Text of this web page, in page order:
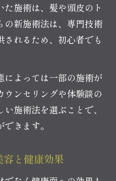
み別ヘッドスパ活用
可能性
らすキャリアの広が
方と学びのポイント
施術者の活躍事例
間資格の違いを解説
視される理由とは
施術は、髪や頭皮のト
の新施術法は、専門技術
れるため、初心者でも
によっては一部の施術が
ンセリングや体験談の
施術法を選ぶことで、
きます。
と健康効果